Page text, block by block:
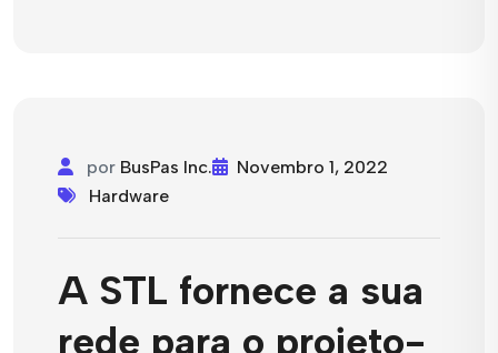
por BusPas Inc.
Novembro 1, 2022
Hardware
A STL fornece a sua
rede para o projeto-